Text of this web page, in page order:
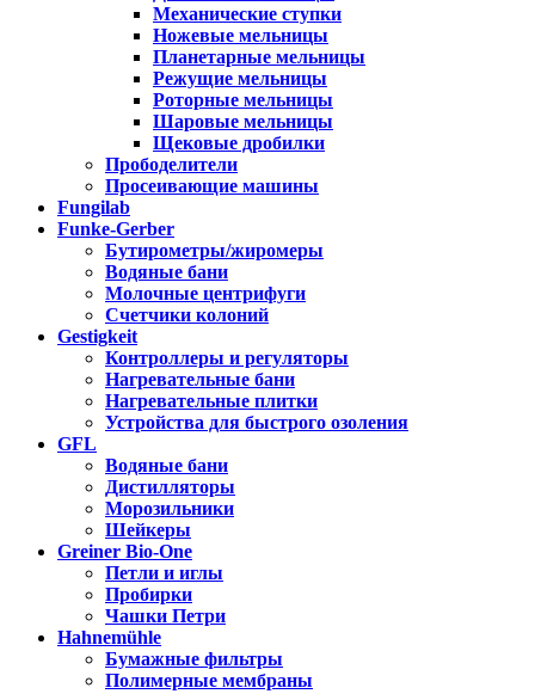
Механические ступки
Ножевые мельницы
Планетарные мельницы
Режущие мельницы
Роторные мельницы
Шаровые мельницы
Щековые дробилки
Прободелители
Просеивающие машины
Fungilab
Funke-Gerber
Бутирометры/жиромеры
Водяные бани
Молочные центрифуги
Счетчики колоний
Gestigkeit
Контроллеры и регуляторы
Нагревательные бани
Нагревательные плитки
Устройства для быстрого озоления
GFL
Водяные бани
Дистилляторы
Морозильники
Шейкеры
Greiner Bio-One
Петли и иглы
Пробирки
Чашки Петри
Hahnemühle
Бумажные фильтры
Полимерные мембраны